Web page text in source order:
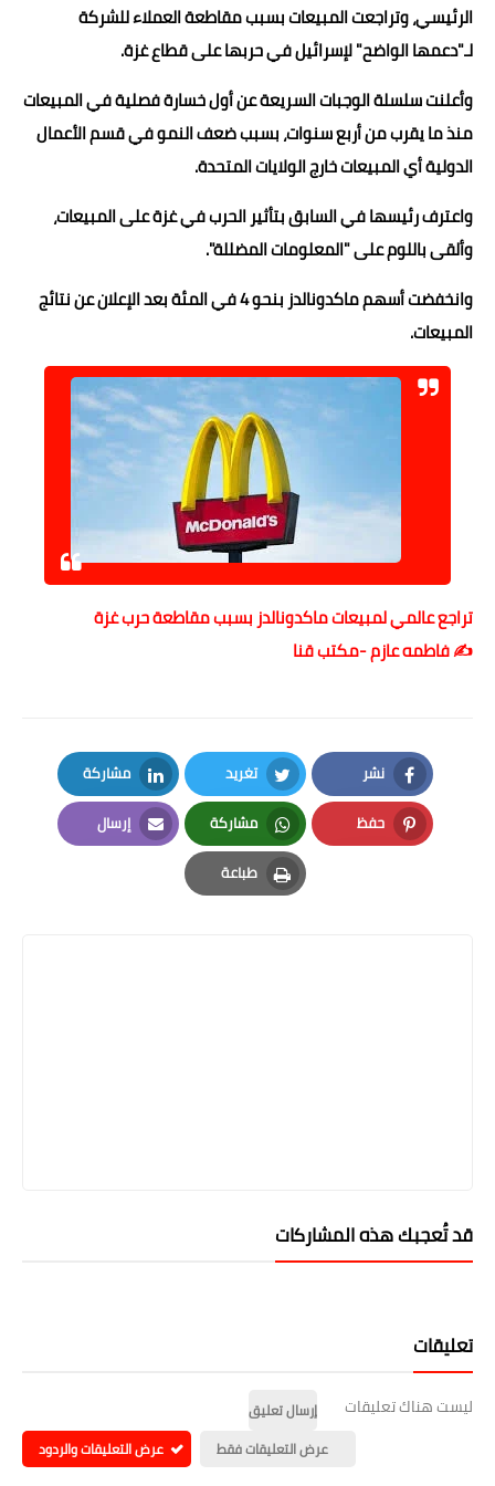
حوادث وقضايا
الصحه والجمال
فن المطبخ
مقالات
الرئيسي، وتراجعت المبيعات بسبب مقاطعة العملاء للشركة
لـ"دعمها الواضح" لإسرائيل في حربها على قطاع غزة.
وأعلنت سلسلة الوجبات السريعة عن أول خسارة فصلية في المبيعات
منذ ما يقرب من أربع سنوات، بسبب ضعف النمو في قسم الأعمال
الدولية أي المبيعات خارج الولايات المتحدة.
واعترف رئيسها في السابق بتأثير الحرب في غزة على المبيعات،
وألقى باللوم على "المعلومات المضللة".
وانخفضت أسهم ماكدونالدز بنحو 4 في المئة بعد الإعلان عن نتائج
المبيعات.
تراجع عالمي لمبيعات ماكدونالدز بسبب مقاطعة حرب غزة
✍️ فاطمه عازم -مكتب قنا
نشر
Facebook
تغريد
Twitter
مشاركة
LinkedIn
حفظ
Pinterest
مشاركة
Whatsapp
إرسال
Email
طباعة
Print
قد تُعجبك هذه المشاركات
تعليقات
ليست هناك تعليقات
إرسال تعليق
عرض التعليقات فقط
عرض التعليقات والردود